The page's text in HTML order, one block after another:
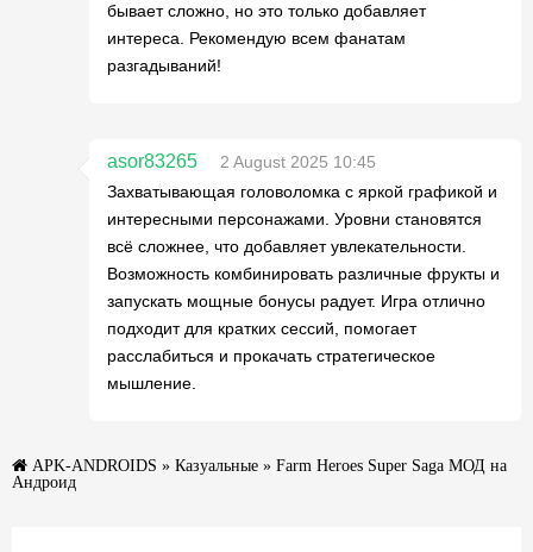
бывает сложно, но это только добавляет
интереса. Рекомендую всем фанатам
разгадываний!
asor83265
2 August 2025 10:45
Захватывающая головоломка с яркой графикой и
интересными персонажами. Уровни становятся
всё сложнее, что добавляет увлекательности.
Возможность комбинировать различные фрукты и
запускать мощные бонусы радует. Игра отлично
подходит для кратких сессий, помогает
расслабиться и прокачать стратегическое
мышление.
APK-ANDROIDS » Казуальные » Farm Heroes Super Saga МОД на
Андроид